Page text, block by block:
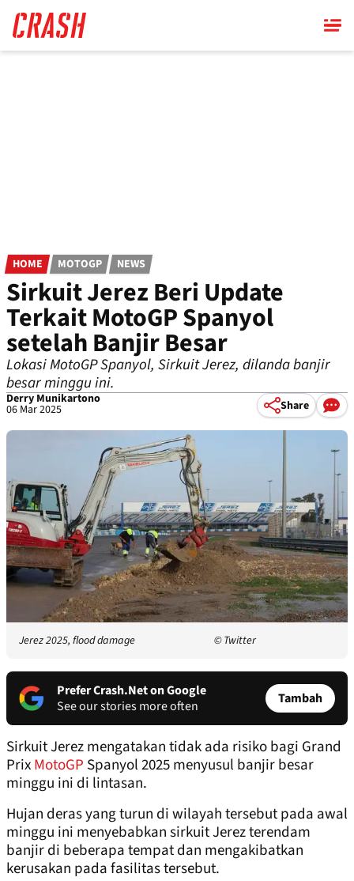
main
content
HOME MOTOGP NEWS
Sirkuit Jerez Beri Update
Terkait MotoGP Spanyol
setelah Banjir Besar
Lokasi MotoGP Spanyol, Sirkuit Jerez, dilanda banjir
besar minggu ini.
Derry Munikartono
06 Mar 2025 Share
Jerez 2025, flood damage © Twitter
Prefer Crash.Net on Google
See our stories more often
Tambah
Sirkuit Jerez mengatakan tidak ada risiko bagi Grand
PrixMotoGP Spanyol 2025 menyusul banjir besar
minggu ini di lintasan.
Hujan deras yang turun di wilayah tersebut pada awal
minggu ini menyebabkan sirkuit Jerez terendam
banjir di beberapa tempat dan mengakibatkan
kerusakan pada fasilitas tersebut.